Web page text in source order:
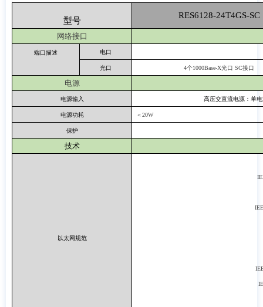
型号
RES6128-24T4GS-SC
网络接口
端口描述 电口
光口 4个1000Base-X光口 SC接口
电源
电源输入 高压交直流电源：单电
电源功耗 ＜20W
保护
技术
以太网规范